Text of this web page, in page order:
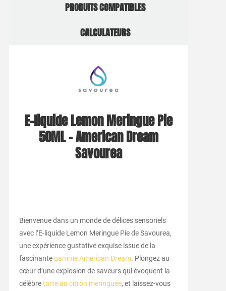
PRODUITS COMPATIBLES
CALCULATEURS
E-liquide Lemon Meringue Pie
50ML – American Dream
Savourea
Bienvenue dans un monde de délices sensoriels
avec l’E-liquide Lemon Meringue Pie de Savourea,
une expérience gustative exquise issue de la
fascinantegamme American Dream. Plongez au
cœur d’une explosion de saveurs qui évoquent la
célèbretarte au citron meringuée, et laissez-vous